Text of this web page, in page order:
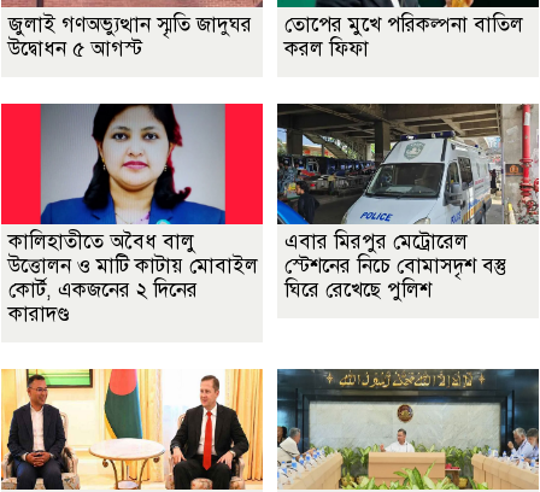
জুলাই গণঅভ্যুত্থান স্মৃতি জাদুঘর
উদ্বোধন ৫ আগস্ট
তোপের মুখে পরিকল্পনা বাতিল
করল ফিফা
কালিহাতীতে অবৈধ বালু
উত্তোলন ও মাটি কাটায় মোবাইল
কোর্ট, একজনের ২ দিনের
কারাদণ্ড
এবার মিরপুর মেট্রোরেল
স্টেশনের নিচে বোমাসদৃশ বস্তু
ঘিরে রেখেছে পুলিশ